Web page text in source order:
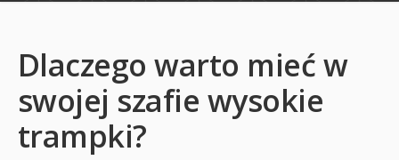
Dlaczego warto mieć w
swojej szafie wysokie
trampki?